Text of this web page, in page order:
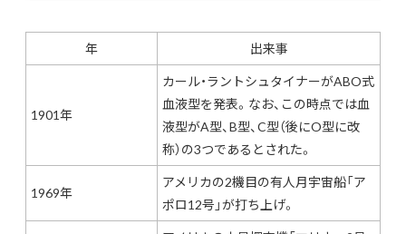
年 出来事
1901年
カール・ラントシュタイナーがABO式
血液型を発表。なお、この時点では血
液型がA型、B型、C型（後にO型に改
称）の3つであるとされた。
1969年
アメリカの2機目の有人月宇宙船「ア
ポロ12号」が打ち上げ。